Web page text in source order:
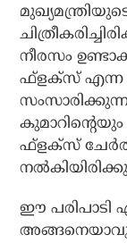
നീരസം
ഫ്ളക്സ് എന്ന
ഫ്ളക്സ്
ഈ പരിപാടി